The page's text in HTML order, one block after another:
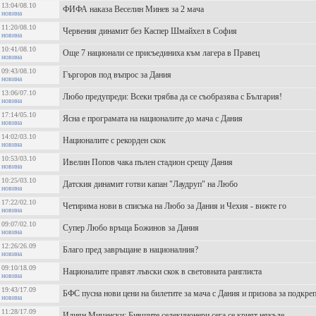
13:04/08.10
новина
ФИФА наказа Веселин Минев за 2 мача
11:20/08.10
новина
Червения динамит без Каспер Шмайхел в София
10:41/08.10
новина
Още 7 национали се присъединиха към лагера в Правец
09:43/08.10
новина
Гъргоров под въпрос за Дания
13:06/07.10
новина
Любо предупреди: Всеки трябва да се съобразява с България!
17:14/05.10
новина
Ясна е програмата на националите до мача с Дания
14:02/03.10
новина
Националите с рекорден скок
10:53/03.10
новина
Ивелин Попов чака пълен стадион срещу Дания
10:25/03.10
новина
Датския динамит готви капан "Лаудруп" на Любо
17:22/02.10
новина
Четирима нови в списъка на Любо за Дания и Чехия - вижте го
09:07/02.10
новина
Супер Любо връща Божинов за Дания
12:26/26.09
новина
Благо пред завръщане в националния?
09:10/18.09
новина
Националите правят лъвски скок в световната ранглиста
19:43/17.09
новина
БФС пусна нови цени на билетите за мача с Дания и призова за
11:28/17.09